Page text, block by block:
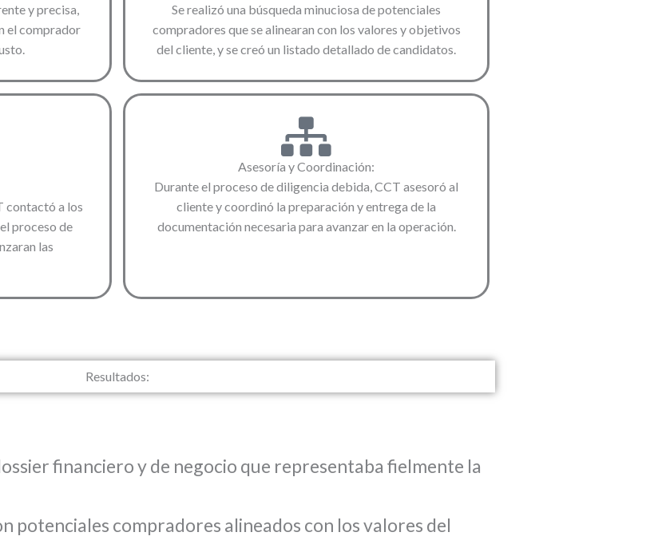
y precisa,
el comprador
Se realizó una búsqueda minuciosa de potenciales
compradores que se alinearan con los valores y objetivos
del cliente, y se creó un listado detallado de candidatos.
contactó a los
proceso de
las
Asesoría y Coordinación:
Durante el proceso de diligencia debida, CCT asesoró al
cliente y coordinó la preparación y entrega de la
documentación necesaria para avanzar en la operación.
Resultados:
financiero y de negocio que representaba fielmente la
potenciales compradores alineados con los valores del